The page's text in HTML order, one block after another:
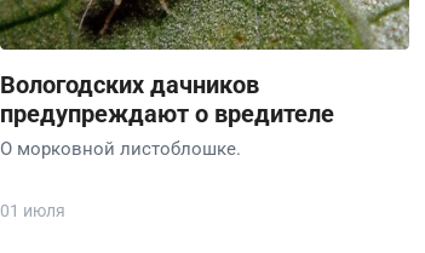
Вологодских дачников
предупреждают о вредителе
О морковной листоблошке.
01 июля